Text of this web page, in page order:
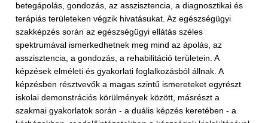
betegápolás, gondozás, az asszisztencia, a diagnosztikai és
terápiás területeken végzik hivatásukat. Az egészségügyi
szakképzés során az egészségügyi ellátás széles
spektrumával ismerkedhetnek meg mind az ápolás, az
asszisztencia, a gondozás, a rehabilitáció területein. A
képzések elméleti és gyakorlati foglalkozásból állnak. A
képzésben résztvevők a magas szintű ismereteket egyrészt
iskolai demonstrációs körülmények között, másrészt a
szakmai gyakorlatok során - a duális képzés keretében - a